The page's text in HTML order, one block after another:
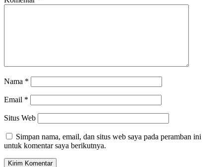
Nama *
Email *
Situs Web
Simpan nama, email, dan situs web saya pada peramban ini
untuk komentar saya berikutnya.